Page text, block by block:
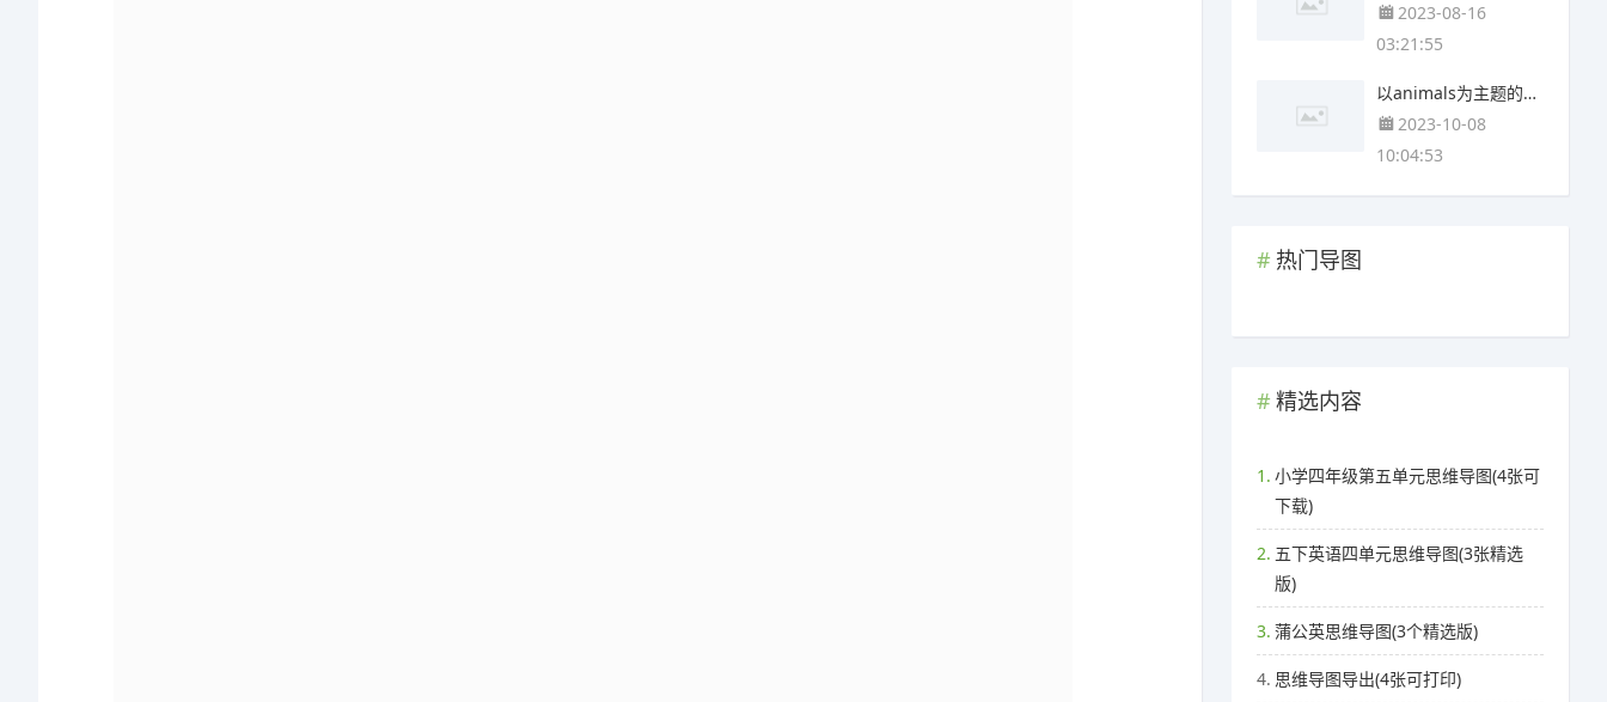
2023-08-16
03:21:55
以animals为主题的思维导图(3个附打印高清版)
2023-10-08
10:04:53
热门导图
精选内容
1. 小学四年级第五单元思维导图(4张可
下载)
2. 五下英语四单元思维导图(3张精选
版)
3. 蒲公英思维导图(3个精选版)
4. 思维导图导出(4张可打印)